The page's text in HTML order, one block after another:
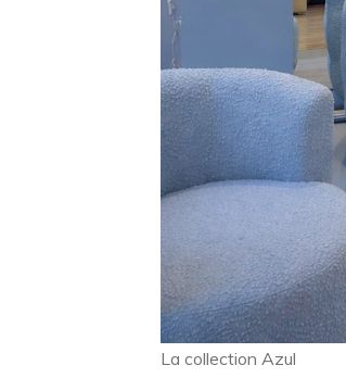
La collection Azul